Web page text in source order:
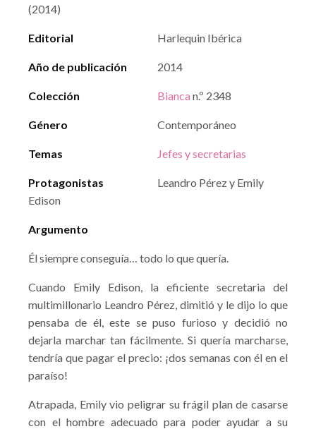
(2014)
Editorial Harlequin Ibérica
Año de publicación 2014
Colección Bianca n.º 2348
Género Contemporáneo
Temas Jefes y secretarias
Protagonistas
Leandro Pérez y Emily
Edison
Argumento
Él siempre conseguía… todo lo que quería.
Cuando Emily Edison, la eficiente secretaria del
multimillonario Leandro Pérez, dimitió y le dijo lo que
pensaba de él, este se puso furioso y decidió no
dejarla marchar tan fácilmente. Si quería marcharse,
tendría que pagar el precio: ¡dos semanas con él en el
paraíso!
Atrapada, Emily vio peligrar su frágil plan de casarse
con el hombre adecuado para poder ayudar a su